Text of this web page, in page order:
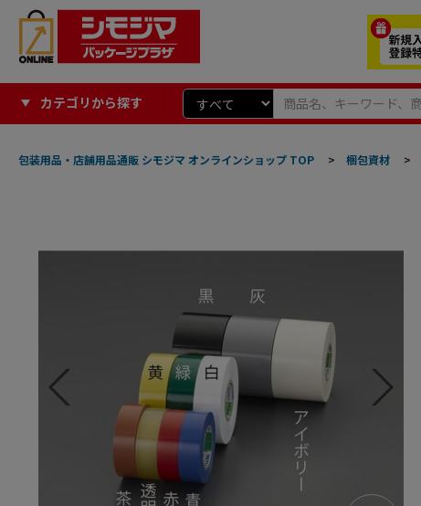
カテゴリから探す
包装用品・店舗用品通販 シモジマ オンラインショップ TOP > 梱包資材 >